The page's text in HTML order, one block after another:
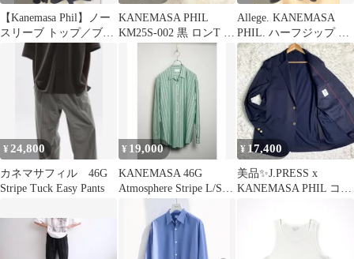
【Kanemasa Phil】ノー
スリーブ トップ／ブラ
KANEMASA PHIL
KM25S-002 黒 ロンT L
Allege. KANEMASA
PHIL. ハーフジップ ポ
ロシャツ
¥ 24,800
カネマサフィル 46G
Stripe Tuck Easy Pants
¥ 19,000
KANEMASA 46G
Atmosphere Stripe L/S
¥ 17,400
美品✨J.PRESS x
KANEMASA PHIL コラ